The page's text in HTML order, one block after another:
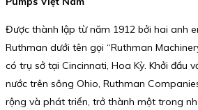
Được thành lập từ năm 1912 bởi hai anh
Ruthman dưới tên gọi “Ruthman
có trụ sở tại Cincinnati, Hoa Kỳ. Khởi đầu
nước trên sông Ohio, Ruthman
rộng và phát triển, trở thành một trong